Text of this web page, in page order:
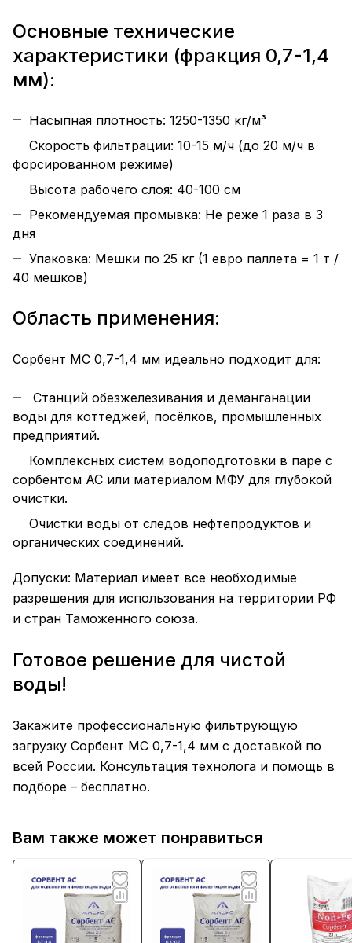
Основные технические
характеристики (фракция 0,7-1,4
мм):
Насыпная плотность: 1250-1350 кг/м³
Скорость фильтрации: 10-15 м/ч (до 20 м/ч в
форсированном режиме)
Высота рабочего слоя: 40-100 см
Рекомендуемая промывка: Не реже 1 раза в 3
дня
Упаковка: Мешки по 25 кг (1 евро паллета = 1 т /
40 мешков)
Область применения:
Сорбент МС 0,7-1,4 мм идеально подходит для:
Станций обезжелезивания и деманганации
воды для коттеджей, посёлков, промышленных
предприятий.
Комплексных систем водоподготовки в паре с
сорбентом АС или материалом МФУ для глубокой
очистки.
Очистки воды от следов нефтепродуктов и
органических соединений.
Допуски: Материал имеет все необходимые
разрешения для использования на территории РФ
и стран Таможенного союза.
Готовое решение для чистой
воды!
Закажите профессиональную фильтрующую
загрузку Сорбент МС 0,7-1,4 мм с доставкой по
всей России. Консультация технолога и помощь в
подборе – бесплатно.
Вам также может понравиться